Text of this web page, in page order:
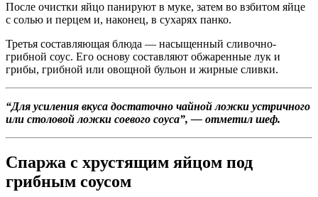
После очистки яйцо панируют в муке, затем во взбитом яйце
с солью и перцем и, наконец, в сухарях панко.
Третья составляющая блюда — насыщенный сливочно-
грибной соус. Его основу составляют обжаренные лук и
грибы, грибной или овощной бульон и жирные сливки.
“Для усиления вкуса достаточно чайной ложки устричного
или столовой ложки соевого соуса”, — отметил шеф.
Спаржа с хрустящим яйцом под
грибным соусом